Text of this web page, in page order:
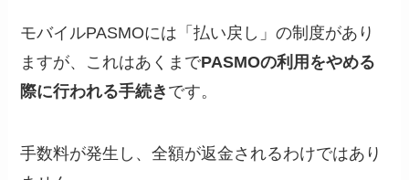
モバイルPASMOには「払い戻し」の制度があり
ますが、これはあくまでPASMOの利用をやめる
際に行われる手続き です。
手数料が発生し、全額が返金されるわけではあり